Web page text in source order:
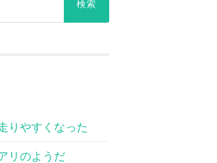
りやすくなった
リのようだ